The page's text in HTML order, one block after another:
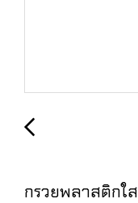
กรวยพลาสติกใส